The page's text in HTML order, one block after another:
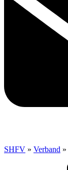
SHFV » Verband »